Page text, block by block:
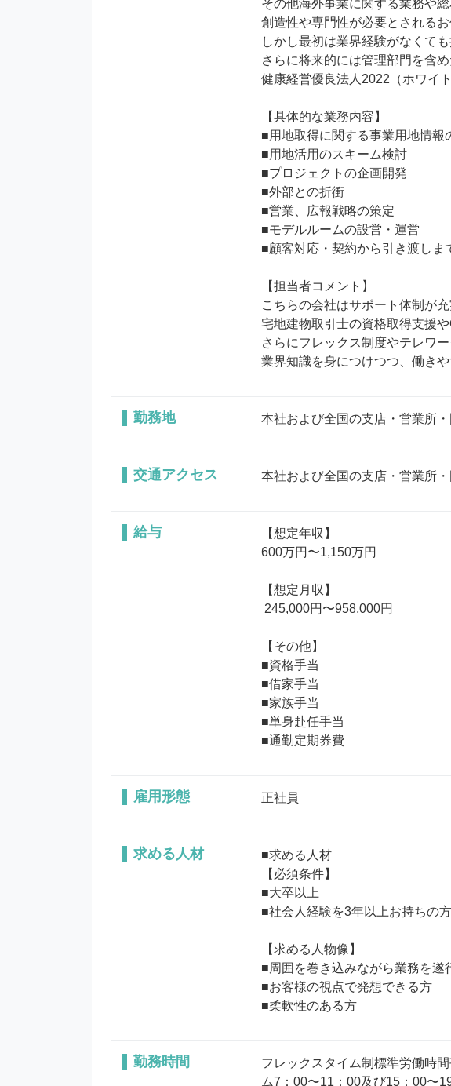
その他海外事業に関する業務や
創造性や専門性が必要とされる
しかし最初は業界経験がなくて
さらに将来的には管理部門を含
健康経営優良法人2022（ホワイ
【具体的な業務内容】
■用地取得に関する事業用地情報
■用地活用のスキーム検討
■プロジェクトの企画開発
■外部との折衝
■営業、広報戦略の策定
■モデルルームの設営・運営
■顧客対応・契約から引き渡しま
【担当者コメント】
こちらの会社はサポート体制が
宅地建物取引士の資格取得支援
さらにフレックス制度やテレワ
業界知識を身につけつつ、働き
勤務地 本社および全国の支店・営業所
交通アクセス 本社および全国の支店・営業所
給与
【想定年収】
600万円〜1,150万円
【想定月収】
【その他】
■資格手当
■借家手当
■家族手当
■単身赴任手当
■通勤定期券費
雇用形態 正社員
求める人材
■求める人材
【必須条件】
■大卒以上
■社会人経験を3年以上お持ちの方
【求める人物像】
■周囲を巻き込みながら業務を遂
■お客様の視点で発想できる方
勤務時間
フレックスタイム制標準労働時
ム7：00〜11：00及び15：00〜